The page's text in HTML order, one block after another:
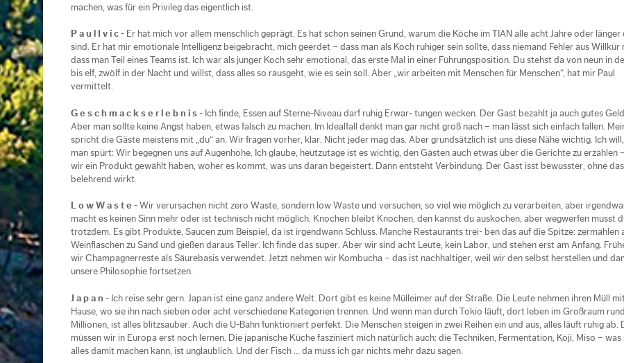
machen, was für ein Privileg das eigentlich ist.
P a u l I v i c - Er hat mich vor allem menschlich geprägt. Es hat schon seinen Grund, warum die Köche im TIAN alle acht Jahre oder
sind. Er hat mir emotionale Intelligenz beigebracht, mich geerdet – dass man als Koch ruhiger sein sollte, dass niemand Fehler aus Willkür
dass man Teil eines Teams ist. Ich war als junger Koch sehr emotional, das erste Mal in einer Führungsposition. Du stehst da von neun in
bis elf, zwölf in der Nacht und willst, dass alles so rausgeht, wie es sein soll. Aber „wir arbeiten mit Menschen für Menschen“, hat mir Paul
vermittelt.
G e s c h m a c k s e r l e b n i s - Ich finde, Essen auf Sterne-Niveau darf ruhig Erwar- tungen wecken. Der Gast bezahlt ja auch gutes
Aber man sollte keine Angst haben, etwas falsch zu machen. Im Idealfall denkt man gar nicht groß nach – man lässt sich einfach fallen.
spricht die Gäste meistens mit „du“ an. Wir fragen vorher, klar. Nicht jeder mag das. Aber grundsätzlich ist uns diese Nähe wichtig. Ich
man spürt: Wir begegnen uns auf Augenhöhe. Ich glaube, heutzutage ist es wichtig, den Gästen auch etwas über die Gerichte zu erzählen
wir ein Produkt gewählt haben, woher es kommt, was uns daran begeistert. Dann entsteht Verbindung. Der Gast isst bewusster, ohne
belehrend wirkt.
L o w W a s t e - Wir verursachen nicht zero Waste, sondern low Waste und versuchen, so viel wie möglich zu verarbeiten, aber
macht es keinen Sinn mehr oder ist technisch nicht möglich. Knochen bleibt Knochen, den kannst du auskochen, aber wegwerfen musst
trotzdem. Es gibt Produkte, Saucen zum Beispiel, da ist irgendwann Schluss. Manche Restaurants trei- ben das auf die Spitze: zermahlen
Weinflaschen zu Sand und gießen daraus Teller. Ich finde das super. Aber wir sind acht Leute, kein Labor, und stehen erst am Anfang.
wir Champagnerreste als Säurebasis verwendet. Jetzt nehmen wir Kombucha – das ist nachhaltiger, weil wir den selbst herstellen und
unsere Philosophie fortsetzen.
J a p a n - Ich reise sehr gern. Japan ist eine ganz andere Welt. Dort gibt es keine Mülleimer auf der Straße. Die Leute nehmen ihren Müll
Hause, wo sie ihn nach sieben oder acht verschiedene Kategorien trennen. Und wenn man durch Tokio läuft, dort leben im Großraum
Millionen, ist alles blitzsauber. Auch die U-Bahn funktioniert perfekt. Die Menschen steigen in zwei Reihen ein und aus, alles läuft ruhig ab.
müssen wir in Europa erst noch lernen. Die japanische Küche fasziniert mich natürlich auch: die Techniken, Fermentation, Koji, Miso – was
alles damit machen kann, ist unglaublich. Und der Fisch ... da muss ich gar nichts mehr dazu sagen.